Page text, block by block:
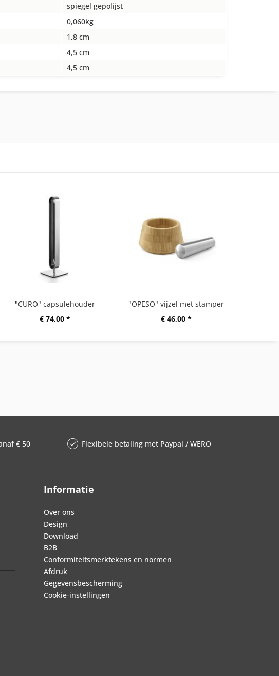
spiegel gepolijst
0,060kg
1,8 cm
4,5 cm
4,5 cm
"CURO" capsulehouder
€ 74,00 *
"OPESO" vijzel met stamper
€ 46,00 *
€ 50 Flexibele betaling met Paypal / WERO
Informatie
Over ons
Design
Download
B2B
Conformiteitsmerktekens en normen
Afdruk
Gegevensbescherming
Cookie-instellingen